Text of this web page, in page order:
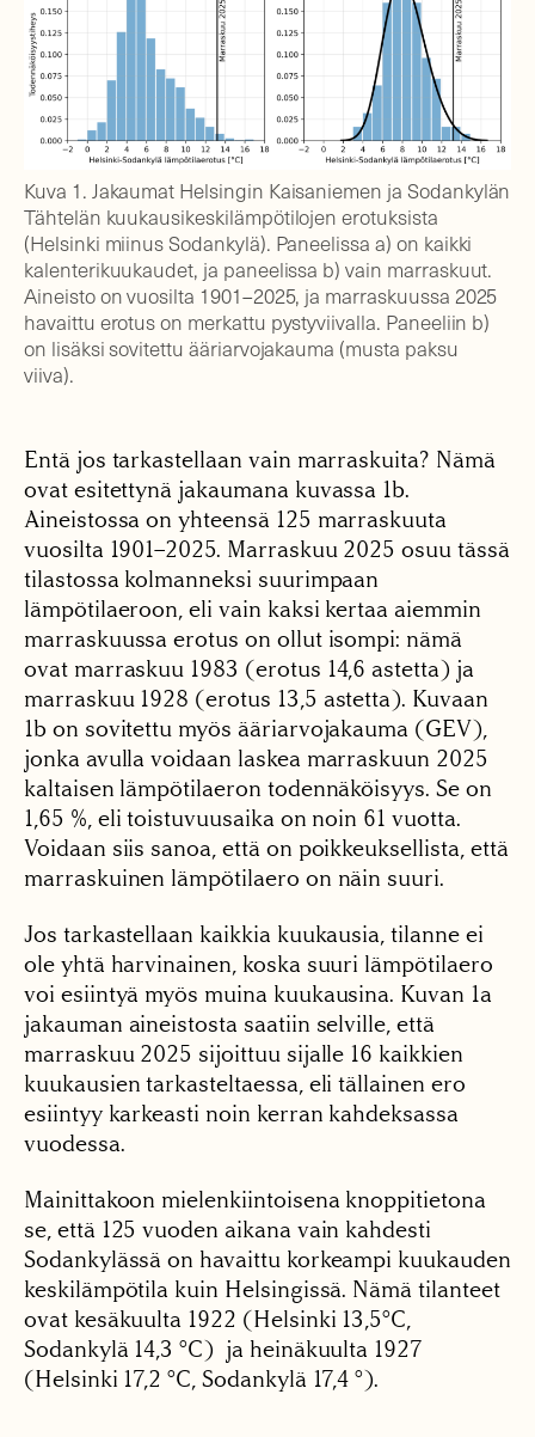
Kuva 1. Jakaumat Helsingin Kaisaniemen ja Sodankylän
Tähtelän kuukausikeskilämpötilojen erotuksista
(Helsinki miinus Sodankylä). Paneelissa a) on kaikki
kalenterikuukaudet, ja paneelissa b) vain marraskuut.
Aineisto on vuosilta 1901–2025, ja marraskuussa 2025
havaittu erotus on merkattu pystyviivalla. Paneeliin b)
on lisäksi sovitettu ääriarvojakauma (musta paksu
viiva).
Entä jos tarkastellaan vain marraskuita? Nämä
ovat esitettynä jakaumana kuvassa 1b.
Aineistossa on yhteensä 125 marraskuuta
vuosilta 1901–2025. Marraskuu 2025 osuu tässä
tilastossa kolmanneksi suurimpaan
lämpötilaeroon, eli vain kaksi kertaa aiemmin
marraskuussa erotus on ollut isompi: nämä
ovat marraskuu 1983 (erotus 14,6 astetta) ja
marraskuu 1928 (erotus 13,5 astetta). Kuvaan
1b on sovitettu myös ääriarvojakauma (GEV),
jonka avulla voidaan laskea marraskuun 2025
kaltaisen lämpötilaeron todennäköisyys. Se on
1,65 %, eli toistuvuusaika on noin 61 vuotta.
Voidaan siis sanoa, että on poikkeuksellista, että
marraskuinen lämpötilaero on näin suuri.
Jos tarkastellaan kaikkia kuukausia, tilanne ei
ole yhtä harvinainen, koska suuri lämpötilaero
voi esiintyä myös muina kuukausina. Kuvan 1a
jakauman aineistosta saatiin selville, että
marraskuu 2025 sijoittuu sijalle 16 kaikkien
kuukausien tarkasteltaessa, eli tällainen ero
esiintyy karkeasti noin kerran kahdeksassa
vuodessa.
Mainittakoon mielenkiintoisena knoppitietona
se, että 125 vuoden aikana vain kahdesti
Sodankylässä on havaittu korkeampi kuukauden
keskilämpötila kuin Helsingissä. Nämä tilanteet
ovat kesäkuulta 1922 (Helsinki 13,5°C,
Sodankylä 14,3 °C) ja heinäkuulta 1927
(Helsinki 17,2 °C, Sodankylä 17,4 °).